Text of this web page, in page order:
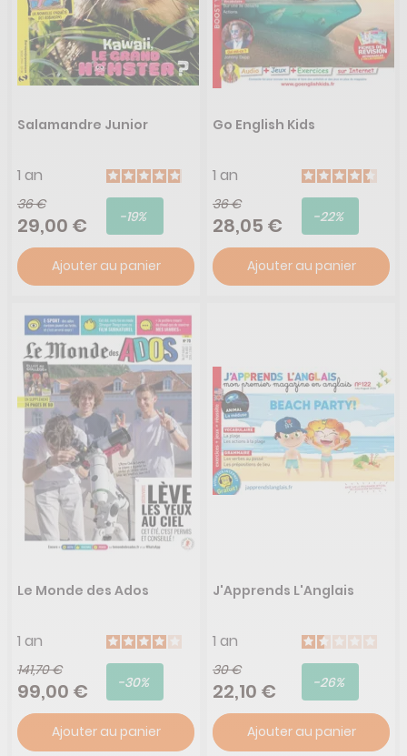
Salamandre Junior
1 an
36 €
29,00 € -19%
Ajouter au panier
Go English Kids
1 an
36 €
28,05 € -22%
Ajouter au panier
Le Monde des Ados
1 an
141,70 €
99,00 € -30%
Ajouter au panier
J'Apprends L'Anglais
1 an
30 €
22,10 € -26%
Ajouter au panier